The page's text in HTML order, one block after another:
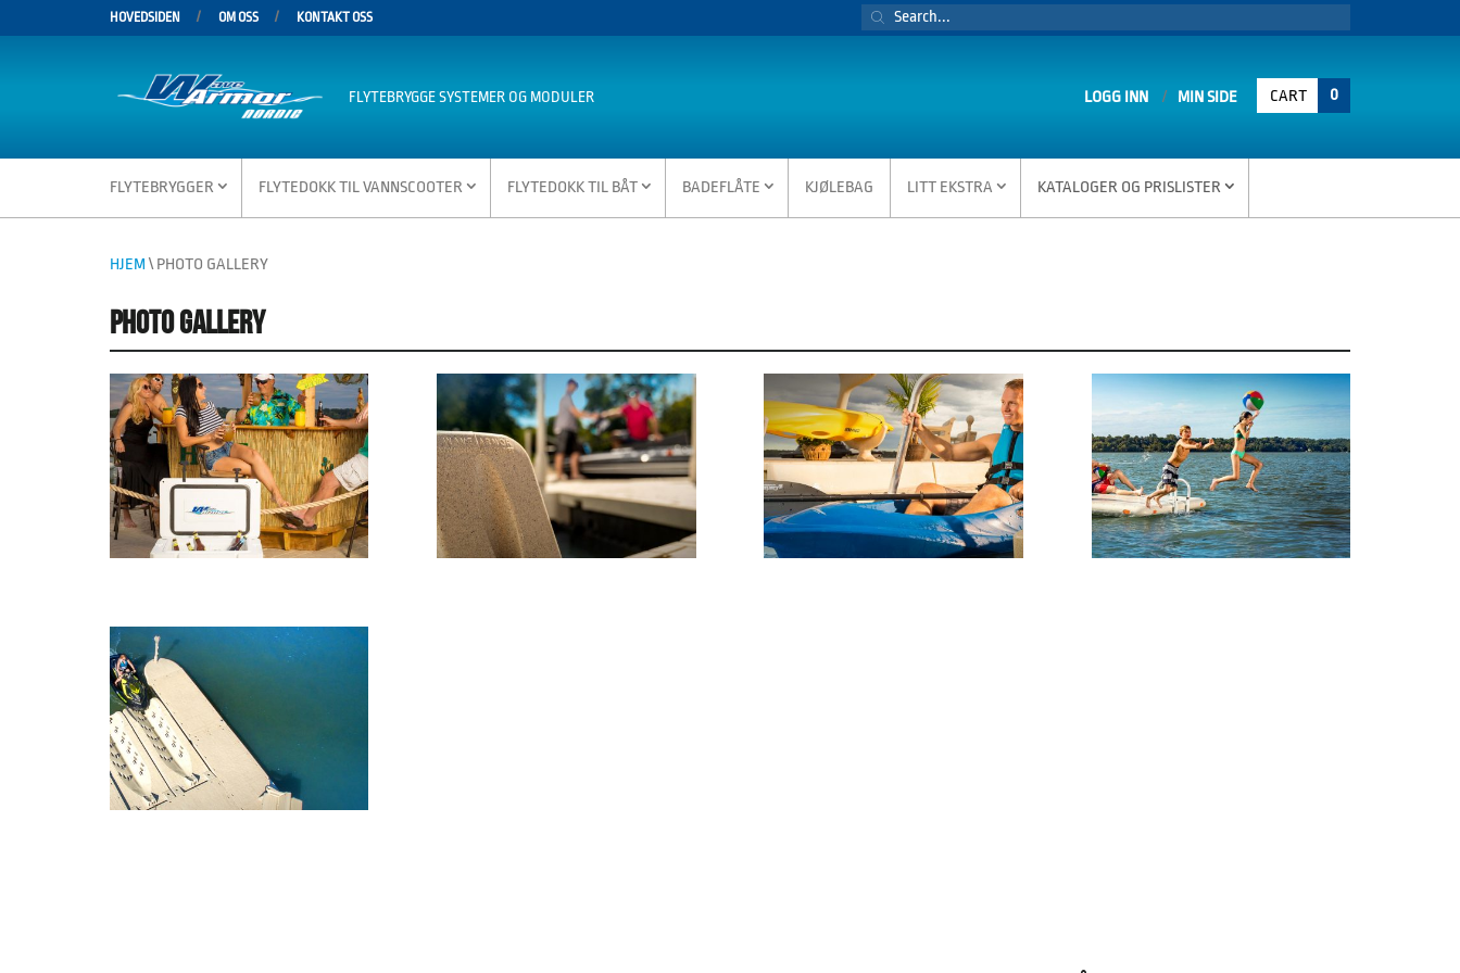
HOVEDSIDEN OM OSS KONTAKT OSS
PRODUCTS
SEARCH
FLYTEBRYGGE SYSTEMER OG MODULER LOGG INN MIN SIDE CART 0
FLYTEBRYGGER FLYTEDOKK TIL VANNSCOOTER FLYTEDOKK TIL BÅT BADEFLÅTE KJØLEBAG LITT EKSTRA KATALOGER OG PRISLISTER
HJEM \ PHOTO GALLERY
PHOTO GALLERY